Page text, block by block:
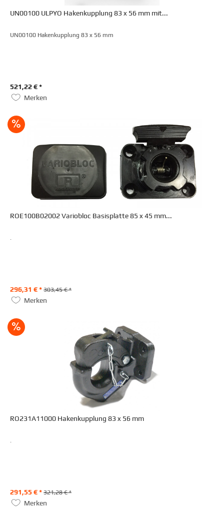
UN00100 ULPYO Hakenkupplung 83 x 56 mm mit...
UN00100 Hakenkupplung 83 x 56 mm
521,22 € *
Merken
ROE100B02002 Variobloc Basisplatte 85 x 45 mm...
.
296,31 € * 303,45 € *
Merken
RO231A11000 Hakenkupplung 83 x 56 mm
291,55 € * 321,28 € *
Merken